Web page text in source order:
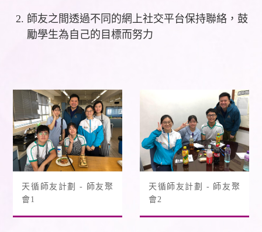
師友之間透過不同的網上社交平台保持聯絡，鼓
勵學生為自己的目標而努力
天循師友計劃 - 師友聚
會1
天循師友計劃 - 師友聚
會2